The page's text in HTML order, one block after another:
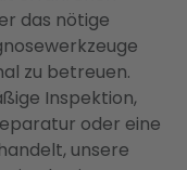
das nötige
zu betreuen.
Inspektion,
oder eine
unsere